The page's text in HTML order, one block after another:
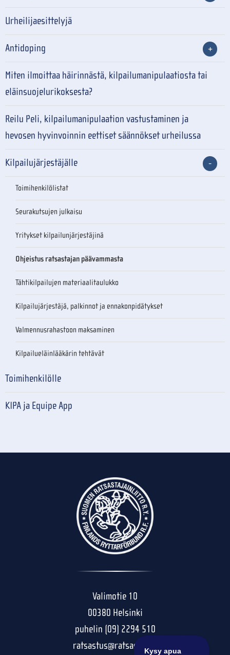
Urheilijaesittelyjä
Antidoping
Miten ilmoittaa häirinnästä, kilpailumanipulaatiosta tai
eläinsuojelurikoksesta?
Reilu Peli, kilpailumanipulaation vastustaminen ja
hevosen hyvinvoinnin eettiset säännökset urheilussa
Kilpailujärjestäjälle
Toimihenkilölistat
Seurakutsujen julkaisu
Yritykset kilpailunjärjestäjinä
Ohjeistus ratsastajan päävammasta
Tähtikilpailujen materiaalitaulukko
Kilpailujärjestäjä, palkinnot ja ennakonpidätykset
Valmennusrahastoon maksaminen
Kilpailueläinlääkärin tehtävät
Toimihenkilölle
KIPA ja Equipe App
Valimotie 10
00380 Helsinki
puhelin (09) 2294 510
ratsastus@ratsastus.fi